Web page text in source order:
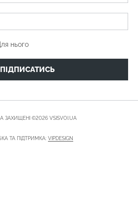
нього
ПІДПИСАТИСЬ
ЗАХИЩЕНІ ©2026 VSISVOI.UA
ТА ПІДТРИМКА: VIPDESIGN